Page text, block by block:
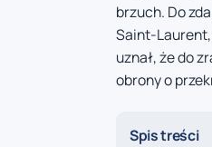
brzuch. Do
Saint-Laurent,
uznał, że do
obrony o
Spis treści